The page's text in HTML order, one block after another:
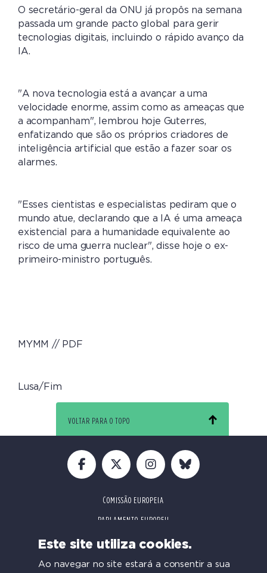
O secretário-geral da ONU já propôs na semana
passada um grande pacto global para gerir
tecnologias digitais, incluindo o rápido avanço da
IA.
"A nova tecnologia está a avançar a uma
velocidade enorme, assim como as ameaças que
a acompanham", lembrou hoje Guterres,
enfatizando que são os próprios criadores de
inteligência artificial que estão a fazer soar os
alarmes.
"Esses cientistas e especialistas pediram que o
mundo atue, declarando que a IA é uma ameaça
existencial para a humanidade equivalente ao
risco de uma guerra nuclear", disse hoje o ex-
primeiro-ministro português.
MYMM // PDF
Lusa/Fim
VOLTAR PARA O TOPO
COMISSÃO EUROPEIA
PARLAMENTO EUROPEU
CONFERÊNCIAS
Este site utiliza cookies.
Ao navegar no site estará a consentir a sua